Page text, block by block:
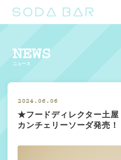
NEWS
ニュース
2024.06.06
★フードディレクター土
カンチェリーソーダ発売！